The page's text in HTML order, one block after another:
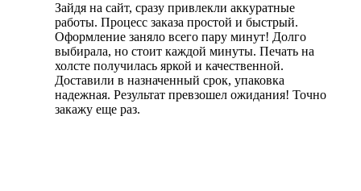
Зайдя на сайт, сразу привлекли аккуратные
работы. Процесс заказа простой и быстрый.
Оформление заняло всего пару минут! Долго
выбирала, но стоит каждой минуты. Печать на
холсте получилась яркой и качественной.
Доставили в назначенный срок, упаковка
надежная. Результат превзошел ожидания! Точно
закажу еще раз.